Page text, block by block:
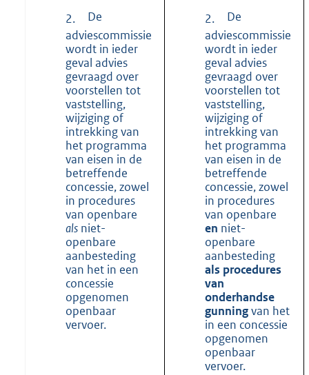
2.
De
adviescommissie
wordt in ieder
geval advies
gevraagd over
voorstellen tot
vaststelling,
wijziging of
intrekking van
het programma
van eisen in de
betreffende
concessie, zowel
in procedures
van openbare
alsniet-
openbare
aanbesteding
van het in een
concessie
opgenomen
openbaar
vervoer.
2.
De
adviescommissie
wordt in ieder
geval advies
gevraagd over
voorstellen tot
vaststelling,
wijziging of
intrekking van
het programma
van eisen in de
betreffende
concessie, zowel
in procedures
van openbare
en niet-
openbare
aanbesteding
als procedures
van
onderhandse
gunningvan het
in een concessie
opgenomen
openbaar
vervoer.